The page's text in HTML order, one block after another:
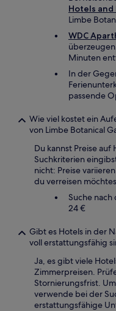
Hotels and
Limbe
WDC
Minuten
In der
passende
Wie viel kostet ein
von Limbe Botanical
Du kannst Preise
Suchkriterien
nicht: Preise
du verreisen
Suche
24 €
Gibt es Hotels in der
voll erstattungsfähig
Ja, es gibt viele
Zimmerpreisen.
Stornierungsfrist.
verwende bei der
erstattungsfähige